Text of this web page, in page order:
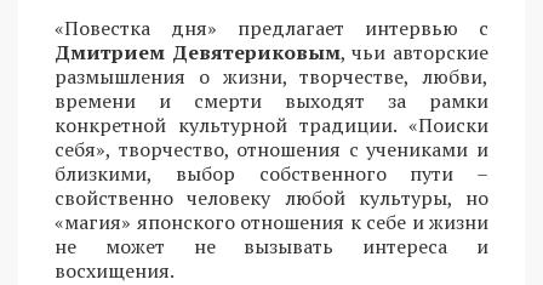
«Повестка дня» предлагает интервью с
Дмитрием Девятериковым, чьи авторские
размышления о жизни, творчестве, любви,
времени и смерти выходят за рамки
конкретной культурной традиции. «Поиски
себя», творчество, отношения с учениками и
близкими, выбор собственного пути –
свойственно человеку любой культуры, но
«магия» японского отношения к себе и жизни
не может не вызывать интереса и
восхищения.